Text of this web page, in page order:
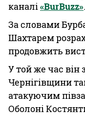
каналі«BurBuzz».
За словами
Шахтарем
продовжить
У той же час він
Чернігівщини
атакуючим
Оболоні